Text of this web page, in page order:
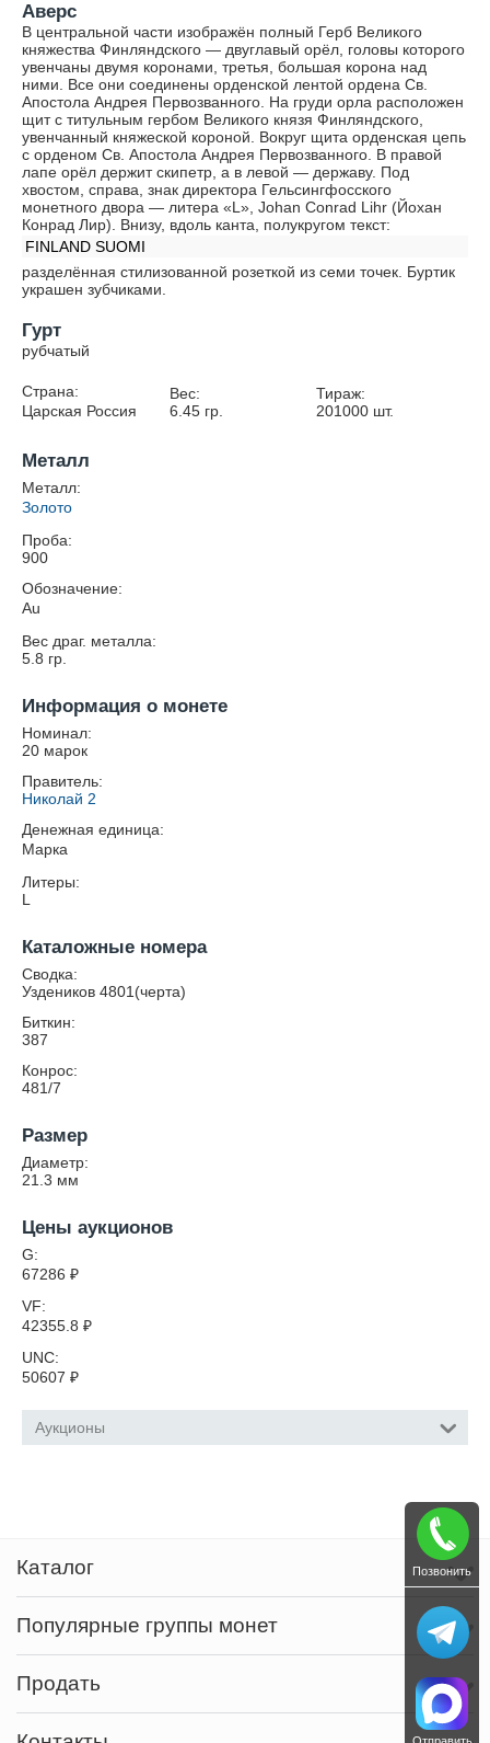
Аверс
В центральной части изображён полный Герб Великого
княжества Финляндского — двуглавый орёл, головы которого
увенчаны двумя коронами, третья, большая корона над
ними. Все они соединены орденской лентой ордена Св.
Апостола Андрея Первозванного. На груди орла расположен
щит с титульным гербом Великого князя Финляндского,
увенчанный княжеской короной. Вокруг щита орденская цепь
с орденом Св. Апостола Андрея Первозванного. В правой
лапе орёл держит скипетр, а в левой — державу. Под
хвостом, справа, знак директора Гельсингфосского
монетного двора — литера «L», Johan Conrad Lihr (Йохан
Конрад Лир). Внизу, вдоль канта, полукругом текст:
FINLAND SUOMI
разделённая стилизованной розеткой из семи точек. Буртик
украшен зубчиками.
Гурт
рубчатый
Страна:
Царская Россия
Вес:
6.45гр.
Тираж:
201000 шт.
Металл
Металл:
Золото
Проба:
900
Обозначение:
Au
Вес драг. металла:
5.8 гр.
Информация о монете
Номинал:
20 марок
Правитель:
Николай 2
Денежная единица:
Марка
Литеры:
L
Каталожные номера
Сводка:
Уздеников 4801(черта)
Биткин:
387
Конрос:
481/7
Размер
Диаметр:
21.3 мм
Цены аукционов
G:
67286 ₽
VF:
42355.8 ₽
UNC:
50607 ₽
Аукционы
Каталог
Популярные группы монет
Продать
Позвонить